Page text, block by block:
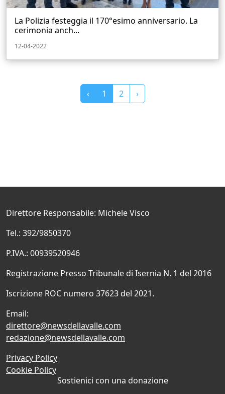
La Polizia festeggia il 170°esimo anniversario. La
cerimonia anch...
12-04-2022
‹ 1 2 ›
Direttore Responsabile: Michele Visco
Tel.: 392/9850370
P.IVA.: 00939520946
Registrazione Presso Tribunale di Isernia N. 1 del 2016
Iscrizione ROC numero 37623 del 2021.
Email:
direttore@newsdellavalle.com
redazione@newsdellavalle.com
Privacy Policy
Cookie Policy
Sostienici con una donazione